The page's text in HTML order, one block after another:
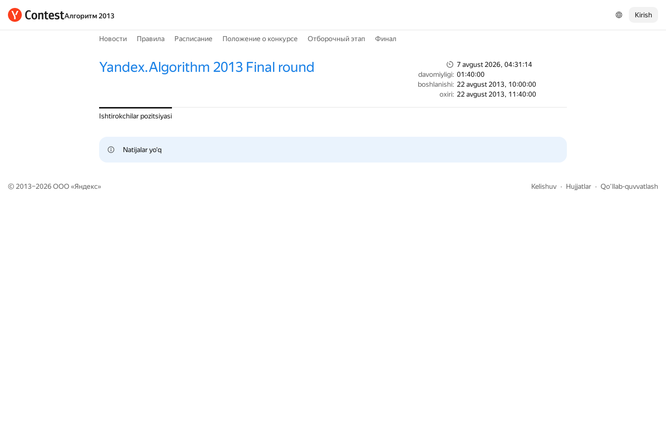
Алгоритм 2013 Kirish
Новости Правила Расписание Положение о конкурсе Отборочный этап Финал
Yandex.Algorithm 2013 Final round
7 avgust 2026, 04:31:14
davomiyligi: 01:40:00
boshlanishi: 22 avgust 2013, 10:00:00
oxiri: 22 avgust 2013, 11:40:00
Ishtirokchilar pozitsiyasi
Natijalar yo‘q
© 2013–2026 ООО «Яндекс» Kelishuv Hujjatlar Qo'llab-quvvatlash